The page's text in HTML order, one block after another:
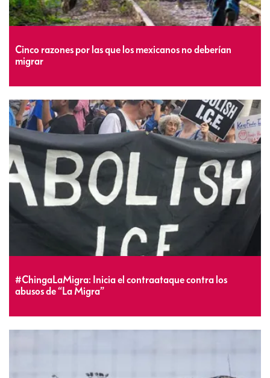
Cinco razones por las que los mexicanos no deberían
migrar
#ChingaLaMigra: Inicia el contraataque contra los
abusos de “La Migra”